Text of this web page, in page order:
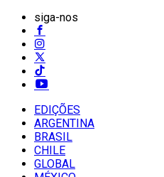
siga-nos
EDIÇÕES
ARGENTINA
BRASIL
CHILE
GLOBAL